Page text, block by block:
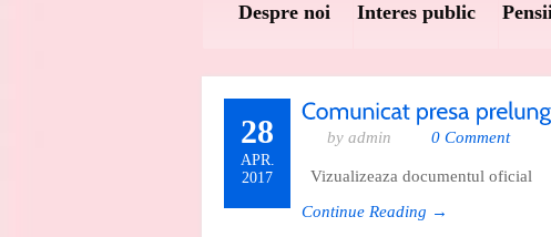
Despre noi Interes public
28
APR.
2017
by admin 0 Comment
Vizualizeaza documentul oficial
Continue Reading →